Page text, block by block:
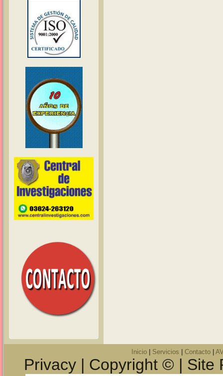
Inicio| Servicios Contacto|
Privacy | Copyright © | Site